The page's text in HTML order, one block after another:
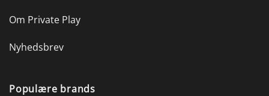
Om Private Play
Nyhedsbrev
Populære brands